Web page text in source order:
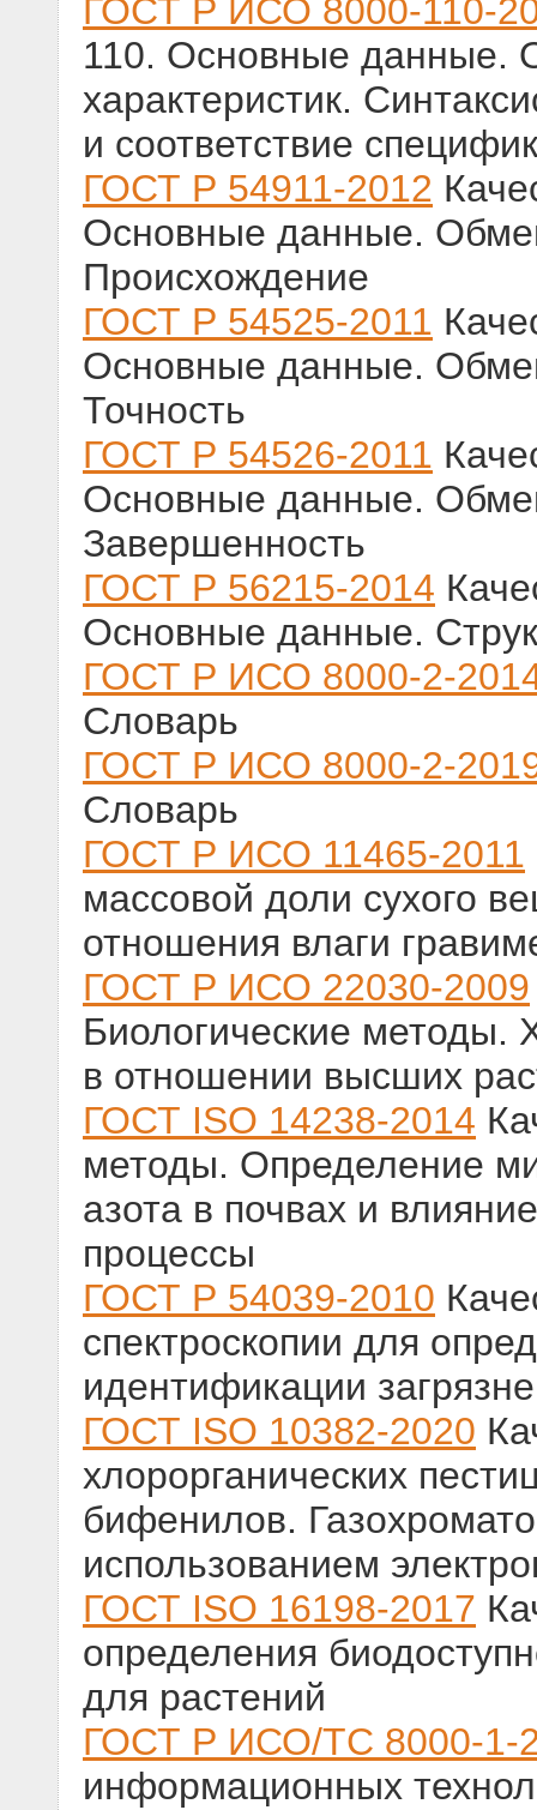
ГОСТ Р ИСО 8000-110-
110. Основные данные.
характеристик.
и соответствие
ГОСТ Р 54911-2012
Основные данные.
Происхождение
ГОСТ Р 54525-2011
Основные данные.
Точность
ГОСТ Р 54526-2011
Основные данные.
Завершенность
ГОСТ Р 56215-2014
Основные данные.
ГОСТ Р ИСО 8000-2-
Словарь
ГОСТ Р ИСО 8000-2-
Словарь
ГОСТ Р ИСО 11465-2011
массовой доли сухого
отношения влаги
ГОСТ Р ИСО 22030-2009
Биологические методы.
в отношении высших
ГОСТ ISO 14238-2014
методы. Определение
азота в почвах и
процессы
ГОСТ Р 54039-2010
спектроскопии для
идентификации
ГОСТ ISO 10382-2020
хлорорганических
бифенилов.
использованием
ГОСТ ISO 16198-2017
определения
для растений
ГОСТ Р ИСО/ТС 8000-1-
информационных